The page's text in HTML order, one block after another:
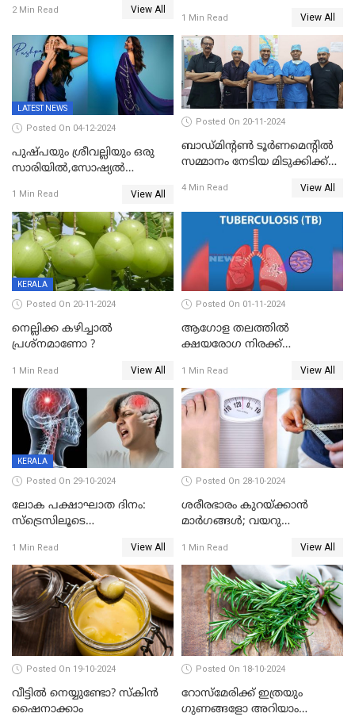
2 Min Read View All
പുതിയ മെനു
1 Min Read View All
LATEST NEWS
Posted On 04-12-2024
പുഷ്പയും ശ്രീവല്ലിയും ഒരു
സാരിയിൽ,സോഷ്യൽ
രശ്മികയുടെ പുഷ്പ 2
പ്രൊമോഷൻ
1 Min Read View All
Posted On 20-11-2024
ബാഡ്മിന്റൺ ടൂർണമെന്റിൽ
സമ്മാനം നേടിയ മിടുക്കിക്ക്
കോളേജിൽ പുതു ജന്മം
4 Min Read View All
KERALA
Posted On 20-11-2024
നെല്ലിക്ക കഴിച്ചാല്‍
പ്രശ്നമാണോ ?
1 Min Read View All
Posted On 01-11-2024
ആഗോള തലത്തിൽ
ക്ഷയരോഗ നിരക്ക്
സംഘടന
1 Min Read View All
KERALA
Posted On 29-10-2024
ലോക പക്ഷാഘാത ദിനം:
സ്‌ട്രെസിലൂടെ
1 Min Read View All
Posted On 28-10-2024
ശരീരഭാരം കുറയ്ക്കാന്‍
മാര്‍ഗങ്ങള്‍; വയറു
1 Min Read View All
Posted On 19-10-2024
വീട്ടിൽ നെയ്യുണ്ടോ? സ്കിൻ
ഷൈനാക്കാം
Posted On 18-10-2024
റോസ്മേരിക്ക് ഇത്രയും
ഗുണങ്ങളോ അറിയാം